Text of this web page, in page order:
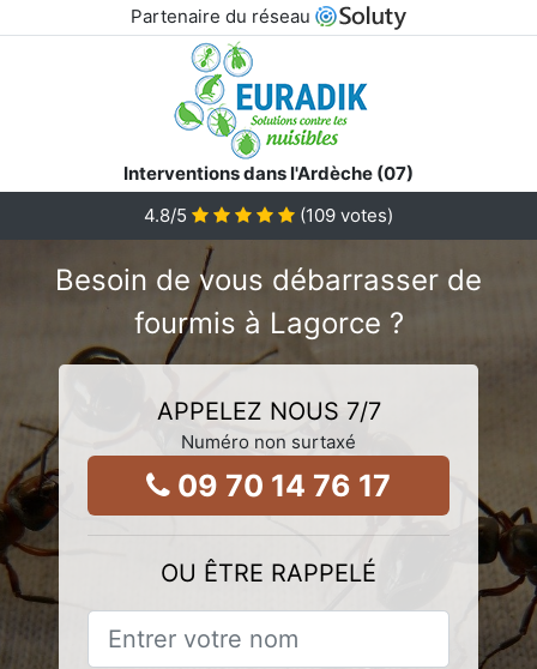
Partenaire du réseau
Interventions dans l'Ardèche (07)
4.8/5 (109 votes)
Besoin de vous débarrasser de
fourmis à Lagorce ?
APPELEZ NOUS 7/7
Numéro non surtaxé
09 70 14 76 17
OU ÊTRE RAPPELÉ